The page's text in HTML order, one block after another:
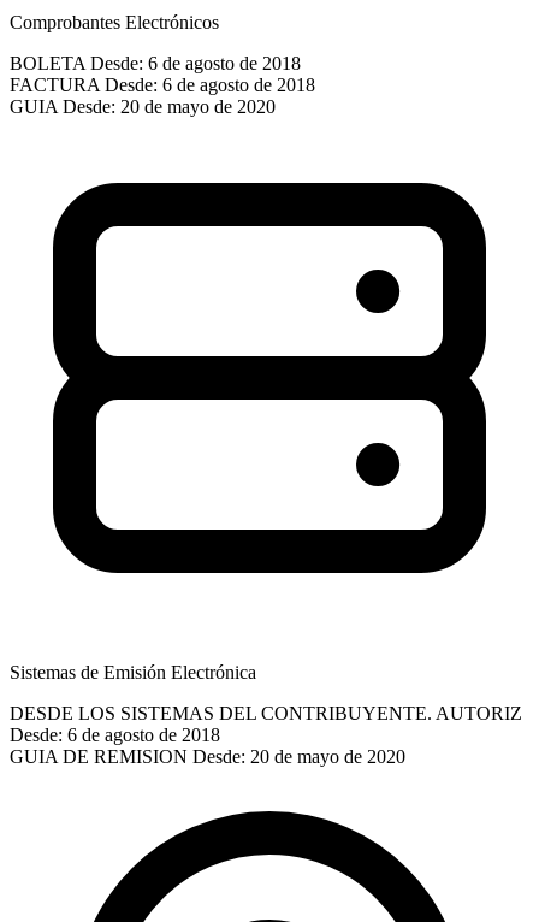
Comprobantes Electrónicos
BOLETA Desde: 6 de agosto de 2018
FACTURA Desde: 6 de agosto de 2018
GUIA Desde: 20 de mayo de 2020
Sistemas de Emisión Electrónica
DESDE LOS SISTEMAS DEL CONTRIBUYENTE. AUTORIZ
Desde: 6 de agosto de 2018
GUIA DE REMISION Desde: 20 de mayo de 2020